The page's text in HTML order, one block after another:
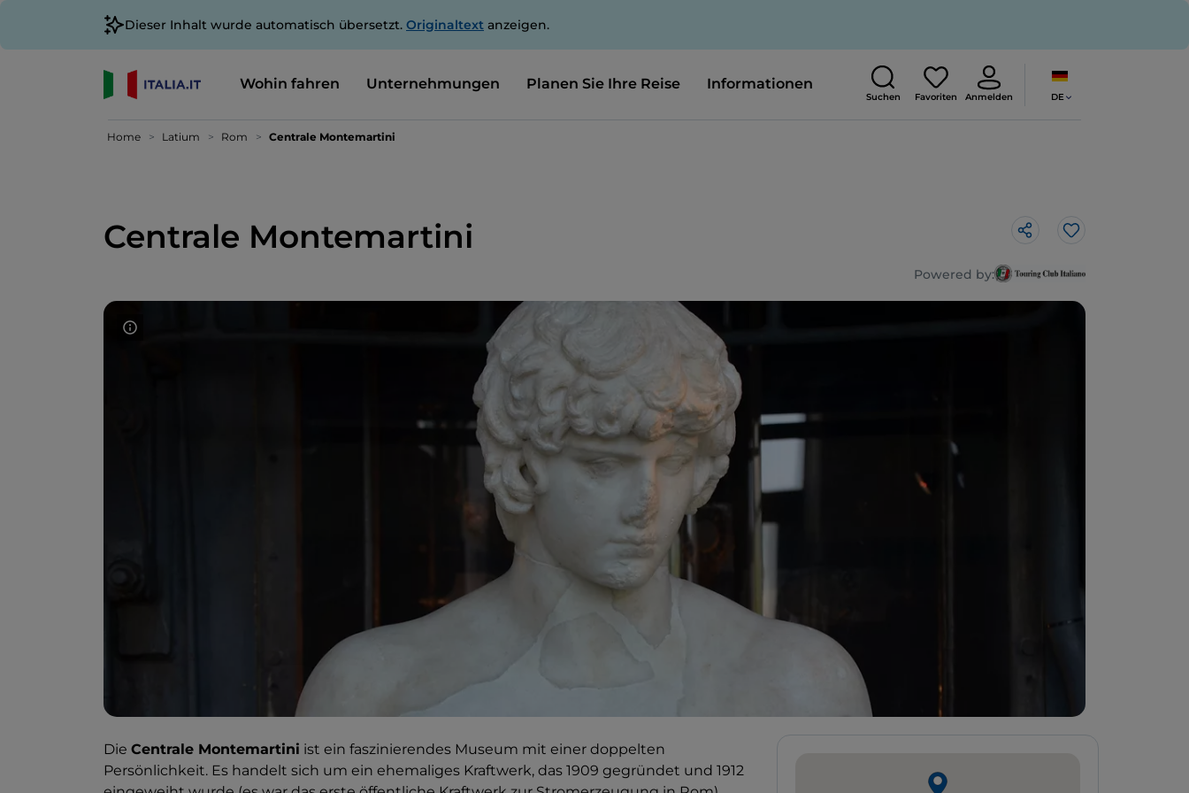
Dieser Inhalt wurde automatisch übersetzt. Originaltext anzeigen.
Wohin fahren Unternehmungen Planen Sie Ihre Reise Informationen
Suchen Favoriten Anmelden DE
Home Latium Rom Centrale Montemartini
Centrale Montemartini Like
Powered by:
Die Centrale Montemartini ist ein faszinierendes Museum mit einer doppelten
Persönlichkeit. Es handelt sich um ein ehemaliges Kraftwerk, das 1909 gegründet und 1912